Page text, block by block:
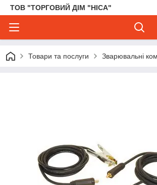
ТОВ "ТОРГОВИЙ ДІМ "НІСА"
Товари та послуги Зварювальні